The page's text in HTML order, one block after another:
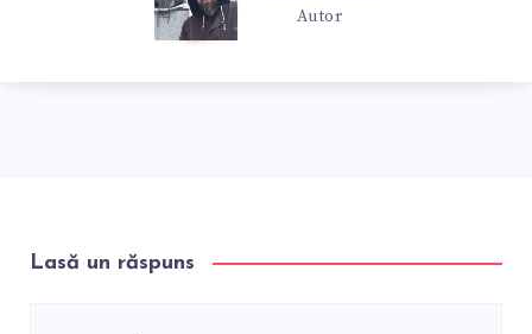
Autor
Lasă un răspuns